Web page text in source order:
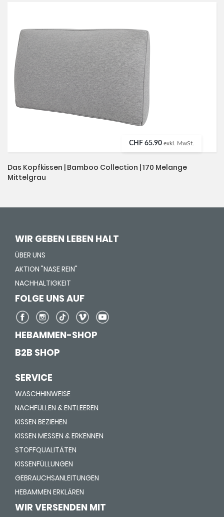
CHF 65.90 exkl. MwSt.
Das Kopfkissen | Bamboo Collection | 170 Melange
Mittelgrau
WIR GEBEN LEBEN HALT
ÜBER UNS
AKTION "NASE REIN"
NACHHALTIGKEIT
FOLGE UNS AUF
HEBAMMEN-SHOP
B2B SHOP
SERVICE
WASCHHINWEISE
NACHFÜLLEN & ENTLEEREN
KISSEN BEZIEHEN
KISSEN MESSEN & ERKENNEN
STOFFQUALITÄTEN
KISSENFÜLLUNGEN
GEBRAUCHSANLEITUNGEN
HEBAMMEN ERKLÄREN
WIR VERSENDEN MIT